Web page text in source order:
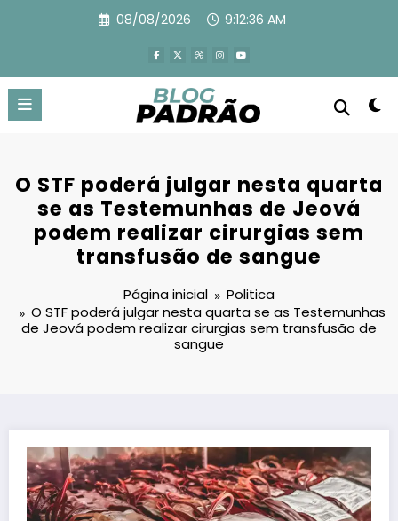
08/08/2026 9:12:37 AM
O STF poderá julgar nesta quarta
se as Testemunhas de Jeová
podem realizar cirurgias sem
transfusão de sangue
Página inicial
Politica
O STF poderá julgar nesta quarta se as Testemunhas
de Jeová podem realizar cirurgias sem transfusão de
sangue